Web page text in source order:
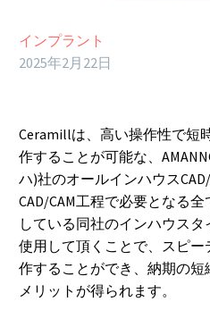
インプラント
2025年2月22日
Ceramillは、高い操作性で短
作することが可能な、
ハ)社のオールインハウス
CAD/CAM工程で必要となる
している同社のインハウス
使用して頂くことで、スピ
作することができ、納期の
メリットが得られます。